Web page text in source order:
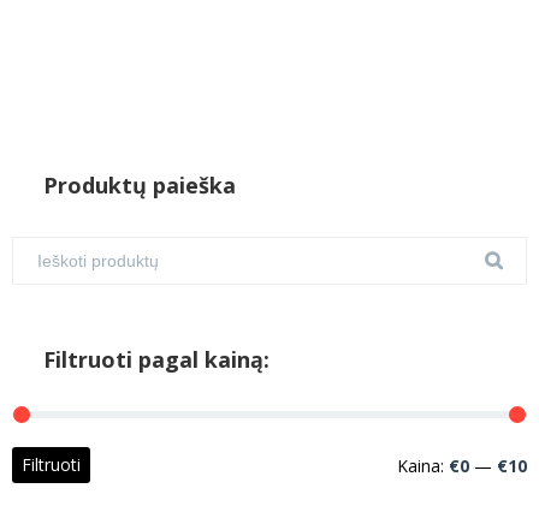
Produktų paieška
Filtruoti pagal kainą:
Filtruoti Kaina: €0 — €10